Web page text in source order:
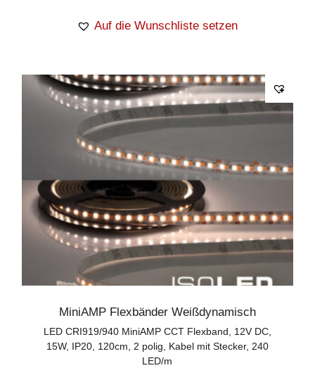
Auf die Wunschliste setzen
MiniAMP Flexbänder Weißdynamisch
LED CRI919/940 MiniAMP CCT Flexband, 12V DC,
15W, IP20, 120cm, 2 polig, Kabel mit Stecker, 240
LED/m